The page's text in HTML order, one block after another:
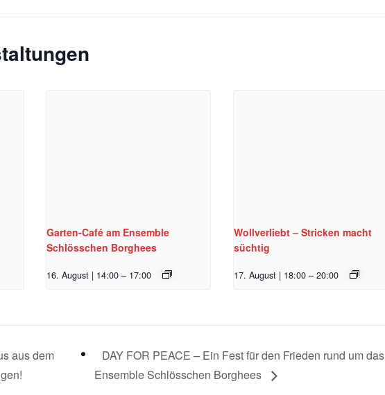
Garten-Café am Ensemble
Schlösschen Borghees
16. August | 14:00 – 17:00
Wollverliebt – Stricken macht
süchtig
17. August | 18:00 – 20:00
aus dem
DAY FOR PEACE – Ein Fest für den Frieden rund um das
Ensemble Schlösschen Borghees